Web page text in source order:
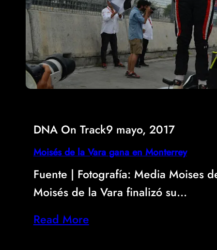
DNA On Track9 mayo, 2017
Moisés de la Vara gana en Monterrey
Fuente | Fotografí­a: Media Moises
Moisés de la Vara finalizó su…
Read More